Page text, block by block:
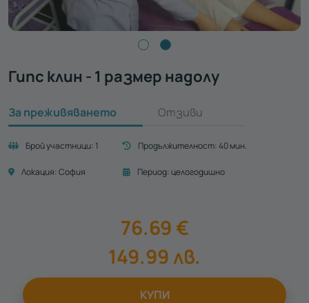
Гипс клин - 1 размер надолу
За преживяването Отзиви
Брой участници: 1 Продължителност:40 мин.
Локация:София Период:целогодишно
76.69 €
149.99лв.
КУПИ